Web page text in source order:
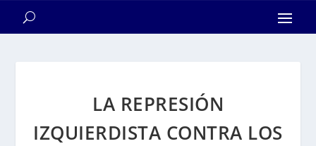
LA REPRESIÓN
IZQUIERDISTA CONTRA LOS